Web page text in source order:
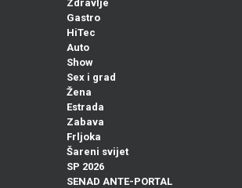
Zdravlje
Gastro
HiTec
Auto
Show
Sex i grad
Žena
Estrada
Zabava
Frljoka
Šareni svijet
SP 2026
SENAD ANTE-PORTAL